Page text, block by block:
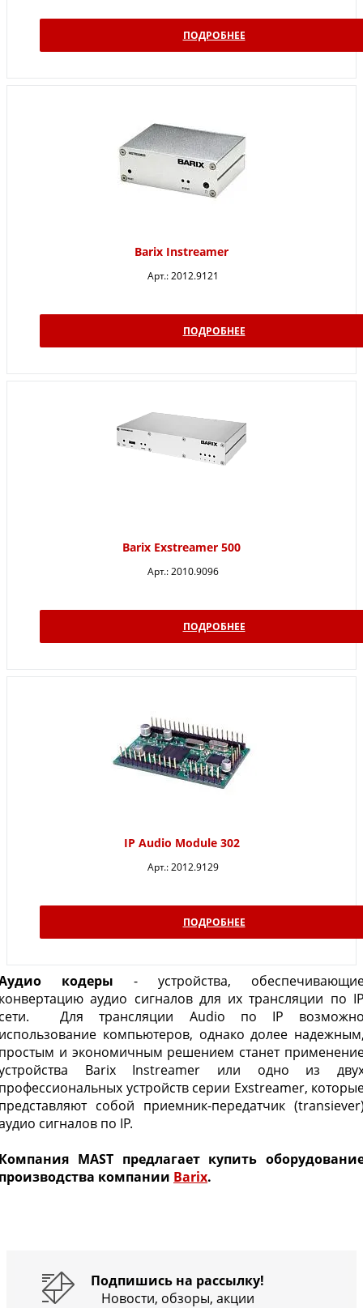
ПОДРОБНЕЕ
Barix Instreamer
Арт.:2012.9121
ПОДРОБНЕЕ
Barix Exstreamer 500
Арт.:2010.9096
ПОДРОБНЕЕ
IP Audio Module 302
Арт.:2012.9129
ПОДРОБНЕЕ
кодеры - устройства,
аудио сигналов для их трансляции по
Для трансляции Audio по IP
компьютеров, однако долее
и экономичным решением станет
Barix Instreamer или одно из
устройств серии Exstreamer,
собой приемник-передатчик
сигналов по IP.
MAST предлагает купить
компании Barix.
Подпишись на рассылку!
Новости, обзоры, акции